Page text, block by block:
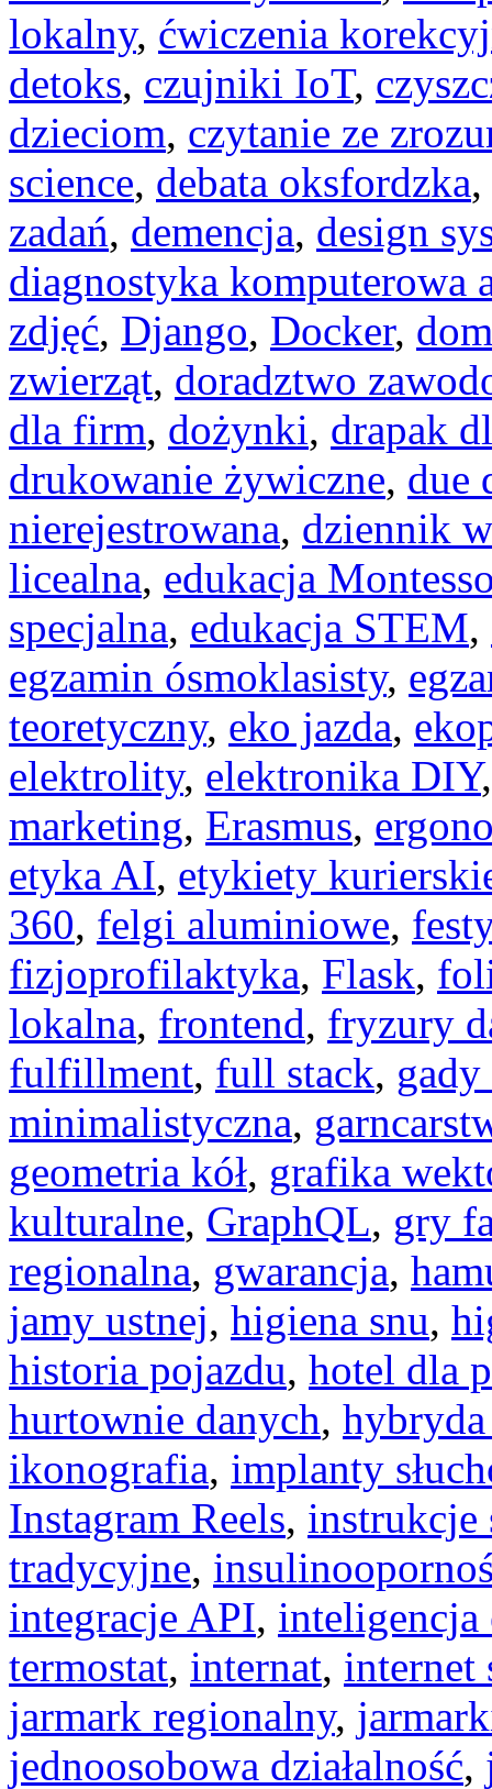
lokalny, ćwiczenia
detoks, czujniki IoT,
dzieciom, czytanie ze
science, debata oksfordzka,
zadań, demencja, design
diagnostyka komputerowa
zdjęć, Django, Docker,
zwierząt, doradztwo
dla firm, dożynki, drapak
drukowanie żywiczne, due
nierejestrowana, dziennik
licealna, edukacja
specjalna, edukacja STEM,
egzamin ósmoklasisty,
teoretyczny, eko jazda,
elektrolity, elektronika DIY
marketing, Erasmus,
etyka AI, etykiety
360, felgi aluminiowe,
fizjoprofilaktyka, Flask,
lokalna, frontend, fryzury
fulfillment, full stack,
minimalistyczna,
geometria kół, grafika
kulturalne, GraphQL, gry
regionalna, gwarancja,
jamy ustnej, higiena snu,
historia pojazdu, hotel dla
hurtownie danych,
ikonografia, implanty
Instagram Reels, instrukcje
tradycyjne,
integracje API, inteligencja
termostat, internat, internet
jarmark regionalny,
jednoosobowa działalność,